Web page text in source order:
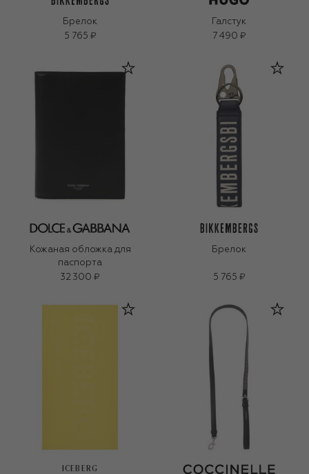
Брелок
5 765 ₽
Галстук
7 490 ₽
Кожаная обложка для
паспорта
32 300 ₽
Брелок
5 765 ₽
ICEBERG